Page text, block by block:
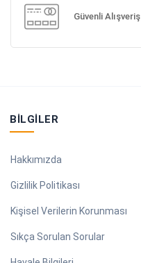
Güvenli Alışveriş
BILGILER
Hakkımızda
Gizlilik Politikası
Kişisel Verilerin Korunması
Sıkça Sorulan Sorular